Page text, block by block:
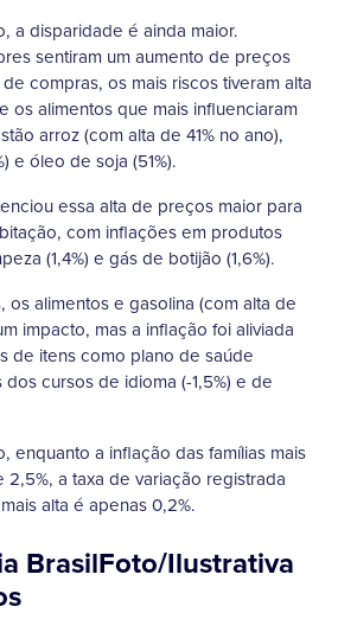
a disparidade é ainda maior.
sentiram um aumento de preços
compras, os mais riscos tiveram alta
os alimentos que mais influenciaram
arroz (com alta de 41% no ano),
e óleo de soja (51%).
essa alta de preços maior para
com inflações em produtos
(1,4%) e gás de botijão (1,6%).
os alimentos e gasolina (com alta de
impacto, mas a inflação foi aliviada
de itens como plano de saúde
cursos de idioma (-1,5%) e de
enquanto a inflação das famílias mais
a taxa de variação registrada
alta é apenas 0,2%.
BrasilFoto/Ilustrativa